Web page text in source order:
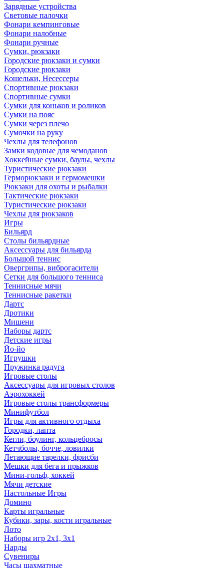
Зарядные устройства
Световые палочки
Фонари кемпинговые
Фонари налобные
Фонари ручные
Сумки, рюкзаки
Городские рюкзаки и сумки
Городские рюкзаки
Кошельки, Несессеры
Спортивные рюкзаки
Спортивные сумки
Сумки для коньков и роликов
Сумки на пояс
Сумки через плечо
Сумочки на руку
Чехлы для телефонов
Замки кодовые для чемоданов
Хоккейные сумки, баулы, чехлы
Туристические рюкзаки
Герморюкзаки и гермомешки
Рюкзаки для охоты и рыбалки
Тактические рюкзаки
Туристические рюкзаки
Чехлы для рюкзаков
Игры
Бильярд
Столы бильярдные
Аксессуары для бильярда
Большой теннис
Овергрипы, виброгасители
Сетки для большого тенниса
Теннисные мячи
Теннисные ракетки
Дартс
Дротики
Мишени
Наборы дартс
Детские игры
Йо-йо
Игрушки
Пружинка радуга
Игровые столы
Аксессуары для игровых столов
Аэрохоккей
Игровые столы трансформеры
Минифутбол
Игры для активного отдыха
Городки, лапта
Кегли, боулинг, кольцебросы
Кетчболы, бочче, ловилки
Летающие тарелки, фрисби
Мешки для бега и прыжков
Мини-гольф, хоккей
Мячи детские
Настольные Игры
Домино
Карты игральные
Кубики, зары, кости игральные
Лото
Наборы игр 2х1, 3х1
Нарды
Сувениры
Часы шахматные